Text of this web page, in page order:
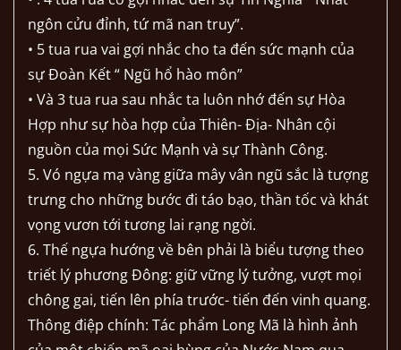
ngôn cửu đỉnh, tứ mã nan truy”.
• 5 tua rua vai gợi nhắc cho ta đến sức mạnh của
sự Đoàn Kết “ Ngũ hổ hào môn”
• Và 3 tua rua sau nhắc ta luôn nhớ đến sự Hòa
Hợp như sự hòa hợp của Thiên- Địa- Nhân cội
nguồn của mọi Sức Mạnh và sự Thành Công.
5. Vó ngựa mạ vàng giữa mây vân ngũ sắc là tượng
trưng cho những bước đi táo bạo, thần tốc và khát
vọng vươn tới tương lai rạng ngời.
6. Thế ngựa hướng về bên phải là biểu tượng theo
triết lý phương Đông: giữ vững lý tưởng, vượt mọi
chông gai, tiến lên phía trước- tiến đến vinh quang.
Thông điệp chính: Tác phẩm Long Mã là hình ảnh